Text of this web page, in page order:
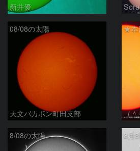
新井優
08/08の太陽
天文バカボン町田支部
★本
（＾
8/08の太陽 8月